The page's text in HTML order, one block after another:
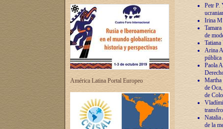
América Latina Portal Europeo
Petr P.
Irina
de
Arina
pública
Paola
Martha
de
de
Natalia
de la